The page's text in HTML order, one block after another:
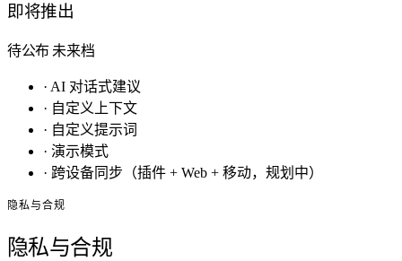
即将推出
待公布 未来档
· AI 对话式建议
· 自定义上下文
· 自定义提示词
· 演示模式
· 跨设备同步（插件 + Web + 移动，规划中）
隐私与合规
隐私与合规